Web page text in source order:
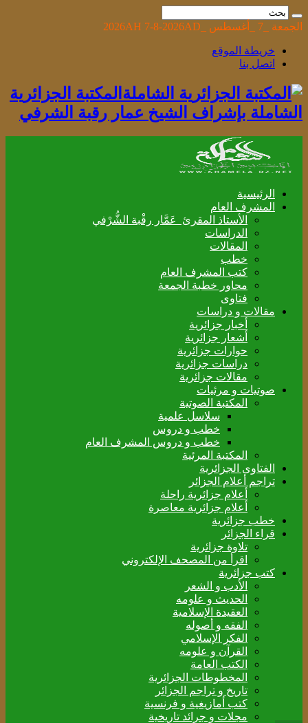
الجمعة _7 _أغسطس _2026AH 7-8-2026AD
خريطة الموقع
اتصل بنا
المكتبة الجزائرية
الشاملة بإشراف الشيخ عمار رقبة الشرفي
الرئيسية
المشرف العام
الأستاذ المقرئ عَمَّار رقْبة الشُّرْفي
الدراسات
المقالات
خطب
كتب المشرف العام
محاور خطبة الجمعة
فتاوى
مقالات و دراسات
أخبار جزائرية
أشعار جزائرية
حوارات جزائرية
دراسات جزائرية
مقالات جزائرية
صوتيات و مرئيات
المكتبة الصوتية
سلاسل علمية
خطب و دروس
خطب و دروس المشرف العام
المكتبة المرئية
الفتاوى الجزائرية
تراجم أعلام الجزائر
أعلام جزائرية راحلة
أعلام جزائرية معاصرة
خطب جزائرية
قراء الجزائر
تلاوة جزائرية
اقرأ من المصحف الإلكتروني
كتب جزائرية
الأدب و الشعر
الحديث و علومه
العقيدة الإسلامية
الفقه و أصوله
الفكر الإسلامي
القرآن و علومه
الكتب العامة
المخطوطات الجزائرية
تاريخ و تراجم الجزائر
كتب أمازيغية و فرنسية
مجلات و جرائد تاريخية